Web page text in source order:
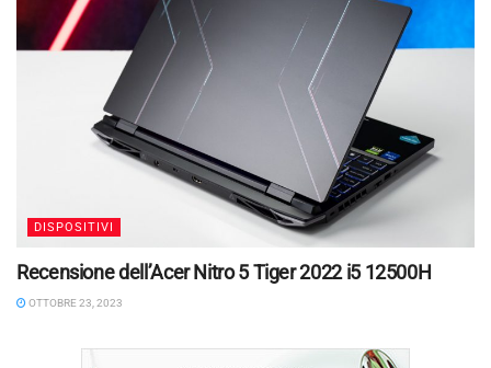
DISPOSITIVI
Recensione dell’Acer Nitro 5 Tiger 2022 i5 12500H
OTTOBRE 23, 2023